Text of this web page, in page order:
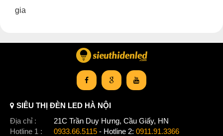
gia
SIÊU THỊ ĐÈN LED HÀ NỘI
Địa chỉ :
21C Trần Duy Hưng, Cầu Giấy, HN
Hotline 1 :
0933.66.5115 - Hotline 2: 0911.91.3366